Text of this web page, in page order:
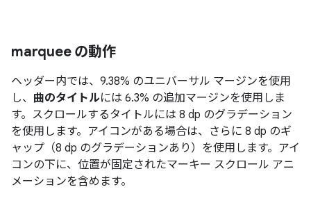
marquee の動作
ヘッダー内では、9.38% のユニバーサル マージンを使用
し、 曲のタイトルには 6.3% の追加マージンを使用しま
す。スクロールするタイトルには 8 dp のグラデーション
を使用します。アイコンがある場合は、さらに 8 dp のギ
ャップ（8 dp のグラデーションあり）を使用します。アイ
コンの下に、位置が固定されたマーキー スクロール アニ
メーションを含めます。